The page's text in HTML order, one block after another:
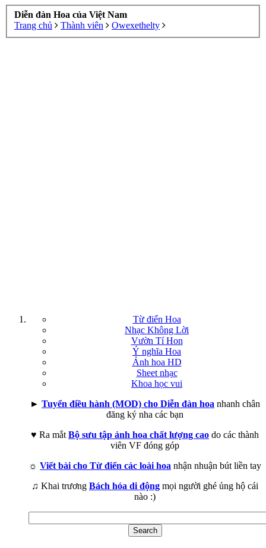
Diễn đàn Hoa của Việt Nam
Trang chủ
Thành viên Owexethelty
Từ điển Hoa
Nhạc Không Lời
Vườn Tí Hon
Ý nghĩa Hoa
Ảnh hoa HD
Sheet nhạc
Khoa học vui
► Tuyển điều hành (MOD) cho Diễn đàn hoa nhanh chân
đăng ký nha các bạn
♥ Ra mắt Bộ sưu tập ảnh hoa chất lượng cao do các thành
viên VF đóng góp
☼ Viết bài cho Từ điển các loài hoa nhận nhuận bút liền tay
♫ Khai trương Bách hóa di động mọi người ghé ủng hộ cái
nào :)